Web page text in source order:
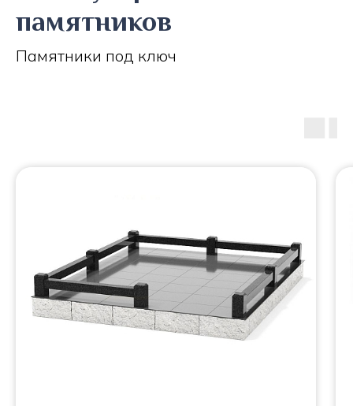
памятников
Памятники под ключ